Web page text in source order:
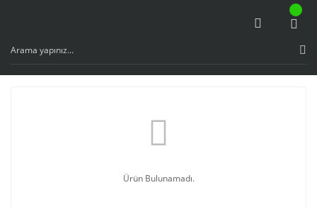
Ürün Bulunamadı.